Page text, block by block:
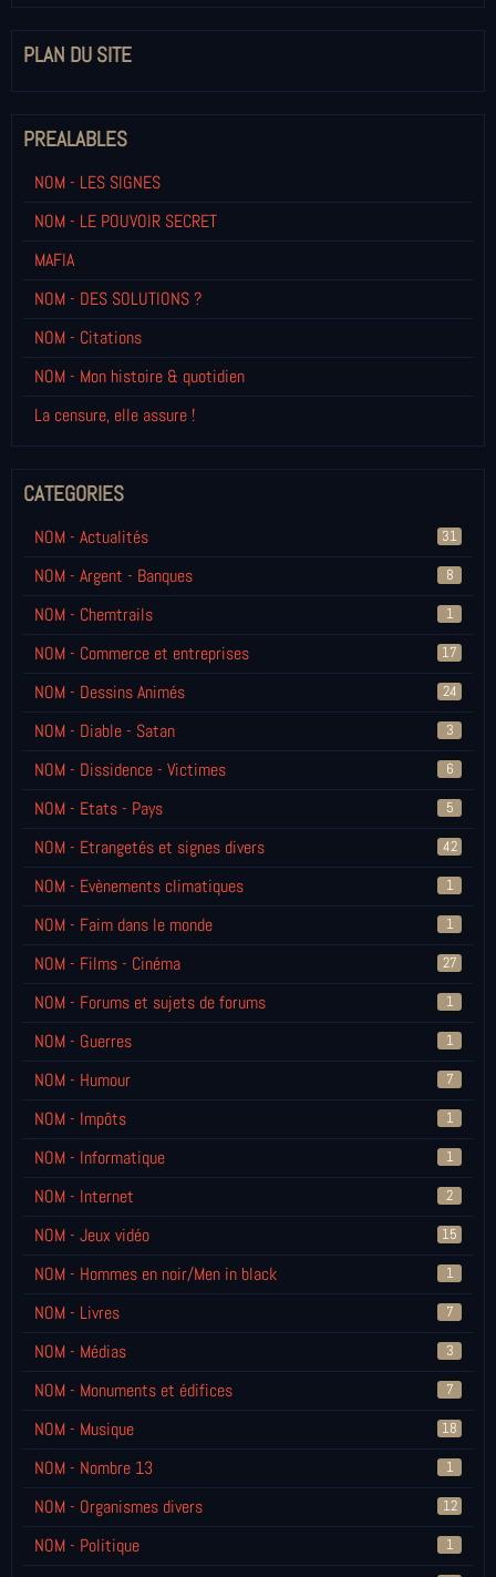
PLAN DU SITE
PREALABLES
NOM - LES SIGNES
NOM - LE POUVOIR SECRET
MAFIA
NOM - DES SOLUTIONS ?
NOM - Citations
NOM - Mon histoire & quotidien
La censure, elle assure !
CATEGORIES
NOM - Actualités 31
NOM - Argent - Banques 8
NOM - Chemtrails 1
NOM - Commerce et entreprises 17
NOM - Dessins Animés 24
NOM - Diable - Satan 3
NOM - Dissidence - Victimes 6
NOM - Etats - Pays 5
NOM - Etrangetés et signes divers 42
NOM - Evènements climatiques 1
NOM - Faim dans le monde 1
NOM - Films - Cinéma 27
NOM - Forums et sujets de forums 1
NOM - Guerres 1
NOM - Humour 7
NOM - Impôts 1
NOM - Informatique 1
NOM - Internet 2
NOM - Jeux vidéo 15
NOM - Hommes en noir/Men in black 1
NOM - Livres 7
NOM - Médias 3
NOM - Monuments et édifices 7
NOM - Musique 18
NOM - Nombre 13 1
NOM - Organismes divers 12
NOM - Politique 1